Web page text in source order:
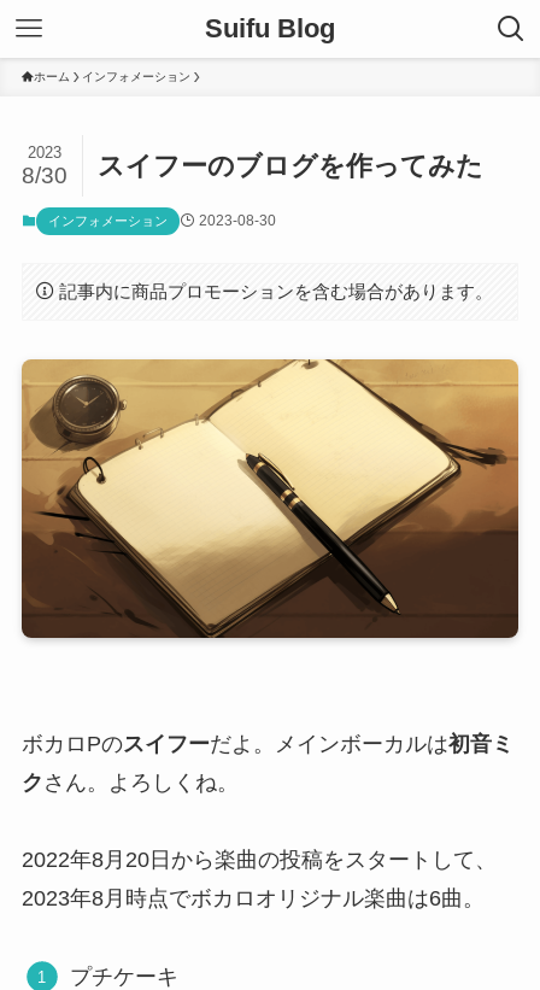
Suifu Blog
ホーム インフォメーション
スイフーのブログを作ってみた
2023
8/30
インフォメーション 2023-08-30
記事内に商品プロモーションを含む場合があります。
ボカロPのスイフーだよ。メインボーカルは初音ミ
ク さん。よろしくね。
2022年8月20日から楽曲の投稿をスタートして、
2023年8月時点でボカロオリジナル楽曲は6曲。
プチケーキ